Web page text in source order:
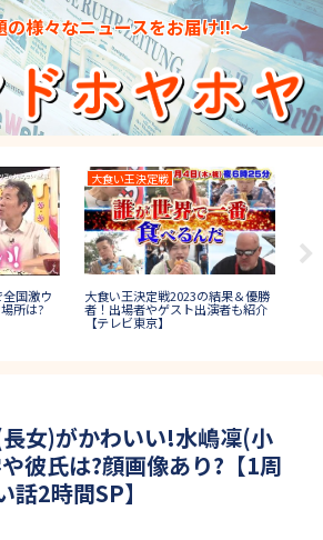
の様々なニュースをお届け!!～
国激ウ
所は?
大食い王決定戦
大食い王決定戦2023の結果＆優勝
者！出場者やゲスト出演者も紹介
【テレビ東京】
女)がかわいい!水嶋凜(小
彼氏は?顔画像あり?【1周
話2時間SP】